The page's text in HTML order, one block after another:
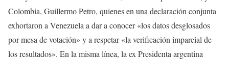
Colombia, Guillermo Petro, quienes en una declaración conjunta
exhortaron a Venezuela a dar a conocer «los datos desglosados
por mesa de votación» y a respetar «la verificación imparcial de
los resultados». En la misma línea, la ex Presidenta argentina